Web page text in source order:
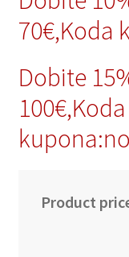
70€,Koda
Dobite
100€,Koda
Product